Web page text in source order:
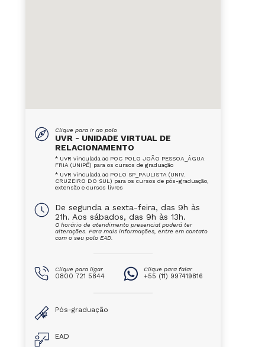
Clique para ir ao polo
UVR - UNIDADE VIRTUAL DE
RELACIONAMENTO
* UVR vinculada ao POC POLO JOÃO PESSOA_ÁGUA
FRIA (UNIPÊ) para os cursos de graduação
* UVR vinculada ao POLO SP_PAULISTA (UNIV.
CRUZEIRO DO SUL) para os cursos de pós-graduação,
extensão e cursos livres
De segunda a sexta-feira, das 9h às
21h. Aos sábados, das 9h às 13h.
O horário de atendimento presencial poderá ter
alterações. Para mais informações, entre em contato
com o seu polo EAD.
Clique para ligar
0800 721 5844
Clique para falar
+55 (11) 997419816
Pós-graduação
EAD